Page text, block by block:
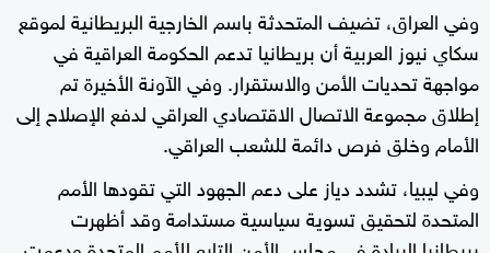
وفي العراق، تضيف المتحدثة باسم الخارجية البريطانية لموقع
سكاي نيوز العربية أن بريطانيا تدعم الحكومة العراقية في
مواجهة تحديات الأمن والاستقرار. وفي الآونة الأخيرة تم
إطلاق مجموعة الاتصال الاقتصادي العراقي لدفع الإصلاح إلى
الأمام وخلق فرص دائمة للشعب العراقي.
وفي ليبيا، تشدد دياز على دعم الجهود التي تقودها الأمم
المتحدة لتحقيق تسوية سياسية مستدامة وقد أظهرت